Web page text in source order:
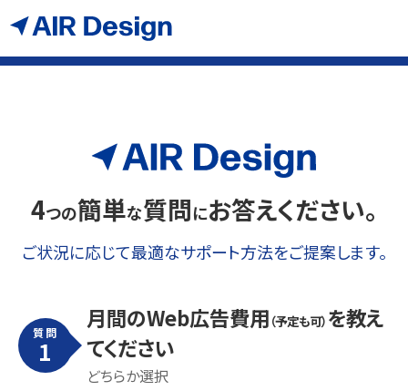
4つの簡単な質問にお答えください。
ご状況に応じて最適なサポート方法をご提案します。
質問
1
月間のWeb広告費用 （予定も可） を教え
てください
どちらか選択